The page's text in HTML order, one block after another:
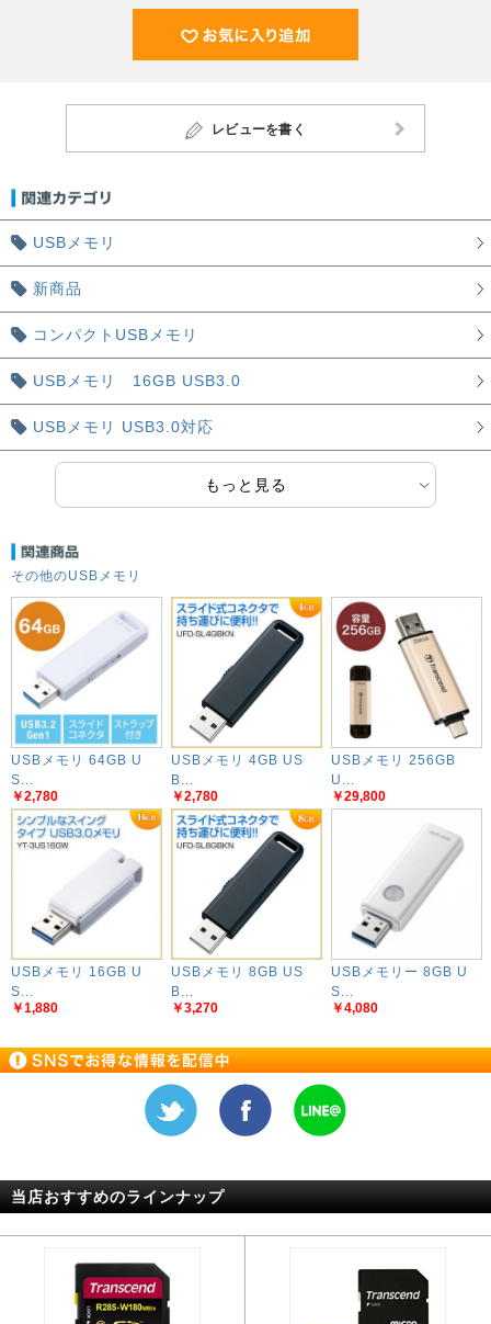
レビューを書く
USBメモリ
新商品
コンパクトUSBメモリ
USBメモリ 16GB USB3.0
USBメモリ USB3.0対応
もっと見る
その他のUSBメモリ
USBメモリ 64GB U
S...
￥2,780
USBメモリ 4GB US
B...
￥2,780
USBメモリ 256GB
U...
￥29,800
USBメモリ 16GB U
S...
￥1,880
USBメモリ 8GB US
B...
￥3,270
USBメモリー 8GB U
S...
￥4,080
当店おすすめのラインナップ